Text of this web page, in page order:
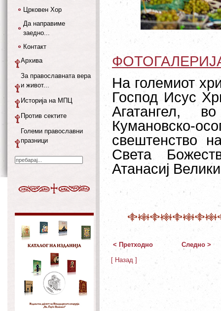
На големиот
Господ Исус
Агатангел,
Кумановско-
свештенство
Света
Атанасиј
< Претходно Следно >
[ Назад ]
Црковен Хор
Да направиме
заедно...
Контакт
Архива
За православната вера
и живот...
Историја на МПЦ
Против сектите
Големи православни
празници